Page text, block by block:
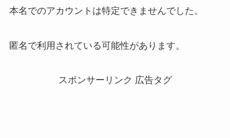
本名でのアカウントは特定できませんでした。
匿名で利用されている可能性があります。
スポンサーリンク 広告タグ